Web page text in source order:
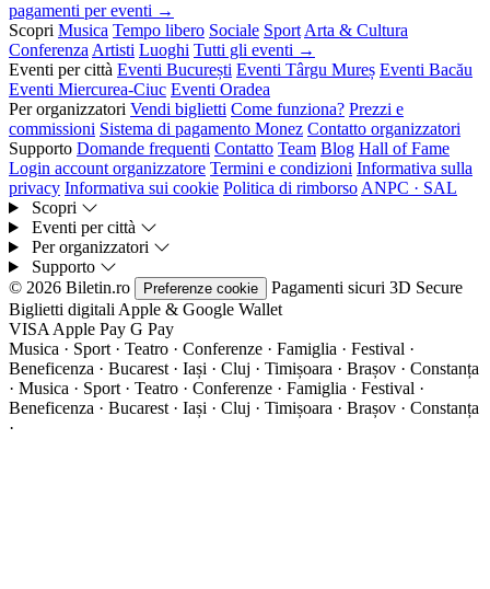
pagamenti per eventi →
Scopri Musica Tempo libero Sociale Sport Arta & Cultura
Conferenza Artisti Luoghi Tutti gli eventi →
Eventi per città Eventi București Eventi Târgu Mureș Eventi Bacău
Eventi Miercurea-Ciuc Eventi Oradea
Per organizzatori Vendi biglietti Come funziona? Prezzi e
commissioni Sistema di pagamento Monez Contatto organizzatori
Supporto Domande frequenti Contatto Team Blog Hall of Fame
Login account organizzatore Termini e condizioni Informativa sulla
privacy Informativa sui cookie Politica di rimborso ANPC · SAL
Scopri
Eventi per città
Per organizzatori
Supporto
© 2026 Biletin.ro
Preferenze cookie Pagamenti sicuri 3D Secure
Biglietti digitali Apple & Google Wallet
VISA Apple Pay G Pay
Musica · Sport · Teatro · Conferenze · Famiglia · Festival ·
Beneficenza · Bucarest · Iași · Cluj · Timișoara · Brașov · Constanța
· Musica · Sport · Teatro · Conferenze · Famiglia · Festival ·
Beneficenza · Bucarest · Iași · Cluj · Timișoara · Brașov · Constanța
·